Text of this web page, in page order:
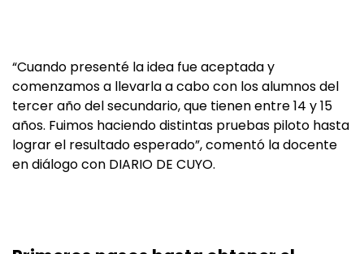
“Cuando presenté la idea fue aceptada y
comenzamos a llevarla a cabo con los alumnos del
tercer año del secundario, que tienen entre 14 y 15
años. Fuimos haciendo distintas pruebas piloto hasta
lograr el resultado esperado”, comentó la docente
en diálogo con DIARIO DE CUYO.